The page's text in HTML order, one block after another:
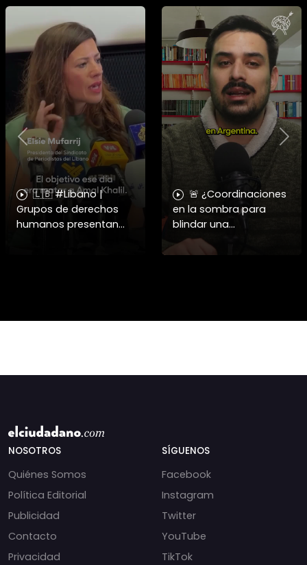
🇱🇧 #Libano |
Grupos de derechos
humanos presentan
🚨 ¿Coordinaciones
en la sombra para
blindar una
candidatura
presidencial? Nuevos
Previous
NOSOTROS
Quiénes Somos
Política Editorial
Publicidad
Contacto
Privacidad
SÍGUENOS
Facebook
Instagram
Twitter
YouTube
TikTok